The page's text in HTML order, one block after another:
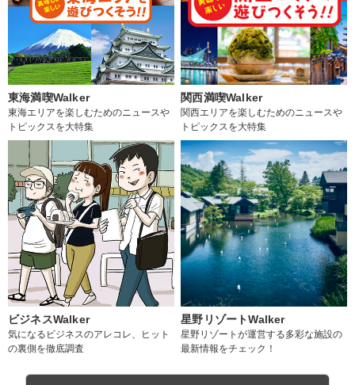
東海満喫Walker
東海エリアを楽しむためのニュースや
トピックスを大特集
関西満喫Walker
関西エリアを楽しむためのニュースや
トピックスを大特集
ビジネスWalker
気になるビジネスのアレコレ、ヒット
の裏側を徹底調査
星野リゾートWalker
星野リゾートが運営する多彩な施設の
最新情報をチェック！